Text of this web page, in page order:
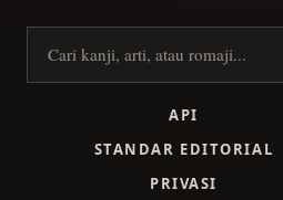
Cari kanji
API
STANDAR EDITORIAL
PRIVASI